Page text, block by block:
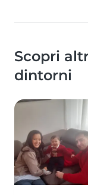
Scopri
dintorni